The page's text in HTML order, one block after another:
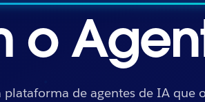
o
plataforma de agentes de IA que